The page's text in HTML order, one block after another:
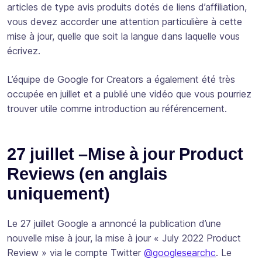
articles de type avis produits dotés de liens d’affiliation,
vous devez accorder une attention particulière à cette
mise à jour, quelle que soit la langue dans laquelle vous
écrivez.
L’équipe de Google for Creators a également été très
occupée en juillet et a publié une vidéo que vous pourriez
trouver utile comme introduction au référencement.
27 juillet –Mise à jour Product
Reviews (en anglais
uniquement)
Le 27 juillet Google a annoncé la publication d’une
nouvelle mise à jour, la mise à jour « July 2022 Product
Review » via le compte Twitter @googlesearchc. Le